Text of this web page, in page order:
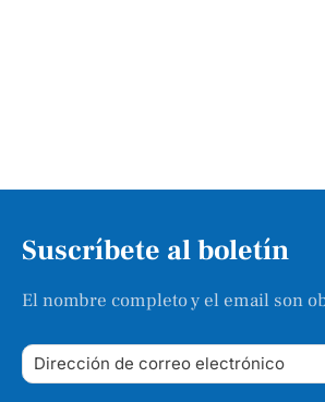
Suscríbete al boletín
El nombre completo y el email son